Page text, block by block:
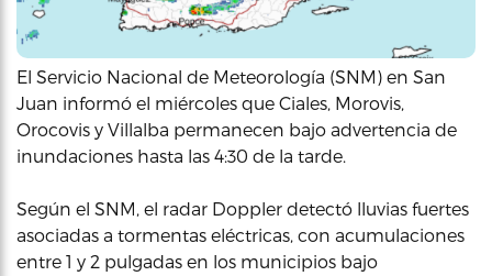
El Servicio Nacional de Meteorología (SNM) en San
Juan informó el miércoles que Ciales, Morovis,
Orocovis y Villalba permanecen bajo advertencia de
inundaciones hasta las 4:30 de la tarde.
Según el SNM, el radar Doppler detectó lluvias fuertes
asociadas a tormentas eléctricas, con acumulaciones
entre 1 y 2 pulgadas en los municipios bajo